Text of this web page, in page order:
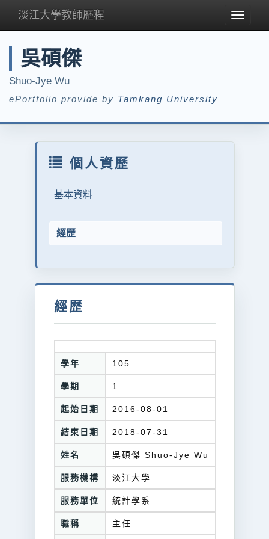
Toggle
淡江大學教師歷程
吳碩傑
Shuo-Jye Wu
ePortfolio provide by Tamkang University
個人資歷
基本資料
經歷
經歷
學年 105
學期 1
起始日期 2016-08-01
結束日期 2018-07-31
姓名 吳碩傑 Shuo-Jye Wu
服務機構 淡江大學
服務單位 統計學系
職稱 主任